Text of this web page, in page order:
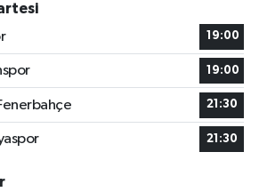
19:00
19:00
21:30
21:30